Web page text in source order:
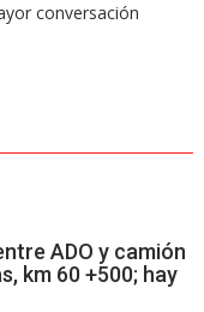
conversación
ADO y camión
km 60 +500; hay